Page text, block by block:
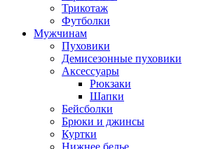
Трикотаж
Футболки
Мужчинам
Пуховики
Демисезонные пуховики
Аксессуары
Рюкзаки
Шапки
Бейсболки
Брюки и джинсы
Куртки
Нижнее белье